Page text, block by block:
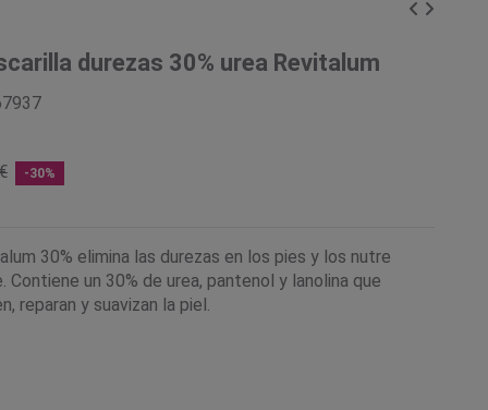
durezas 30% urea Revitalum
-30%
30% elimina las durezas en los pies y los nutre
Contiene un 30% de urea, pantenol y lanolina que
reparan y suavizan la piel.